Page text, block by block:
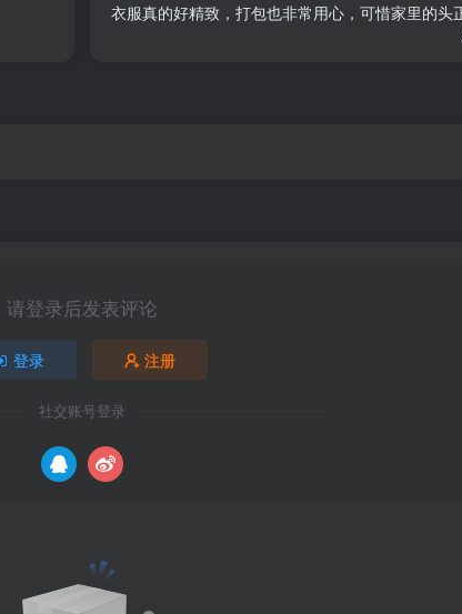
衣服真的好精致，打包也非常用心，可惜家里的头
请登录后发表评论
登录 注册
社交账号登录